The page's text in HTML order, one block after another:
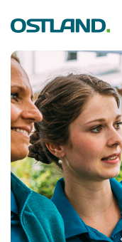
Jetzt
finden:
Hier